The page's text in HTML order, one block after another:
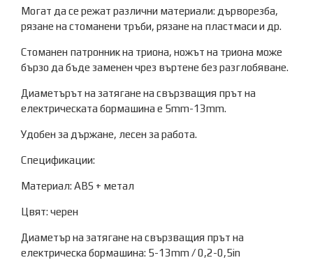
Могат да се режат различни материали: дърворезба,
рязане на стоманени тръби, рязане на пластмаси и др.
Стоманен патронник на триона, ножът на триона може
бързо да бъде заменен чрез въртене без разглобяване.
Диаметърът на затягане на свързващия прът на
електрическата бормашина е 5mm-13mm.
Удобен за държане, лесен за работа.
Спецификации:
Материал: ABS + метал
Цвят: черен
Диаметър на затягане на свързващия прът на
електрическа бормашина: 5-13mm / 0,2-0,5in